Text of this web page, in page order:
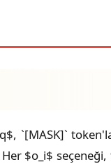
`[MASK]`
$o_i$